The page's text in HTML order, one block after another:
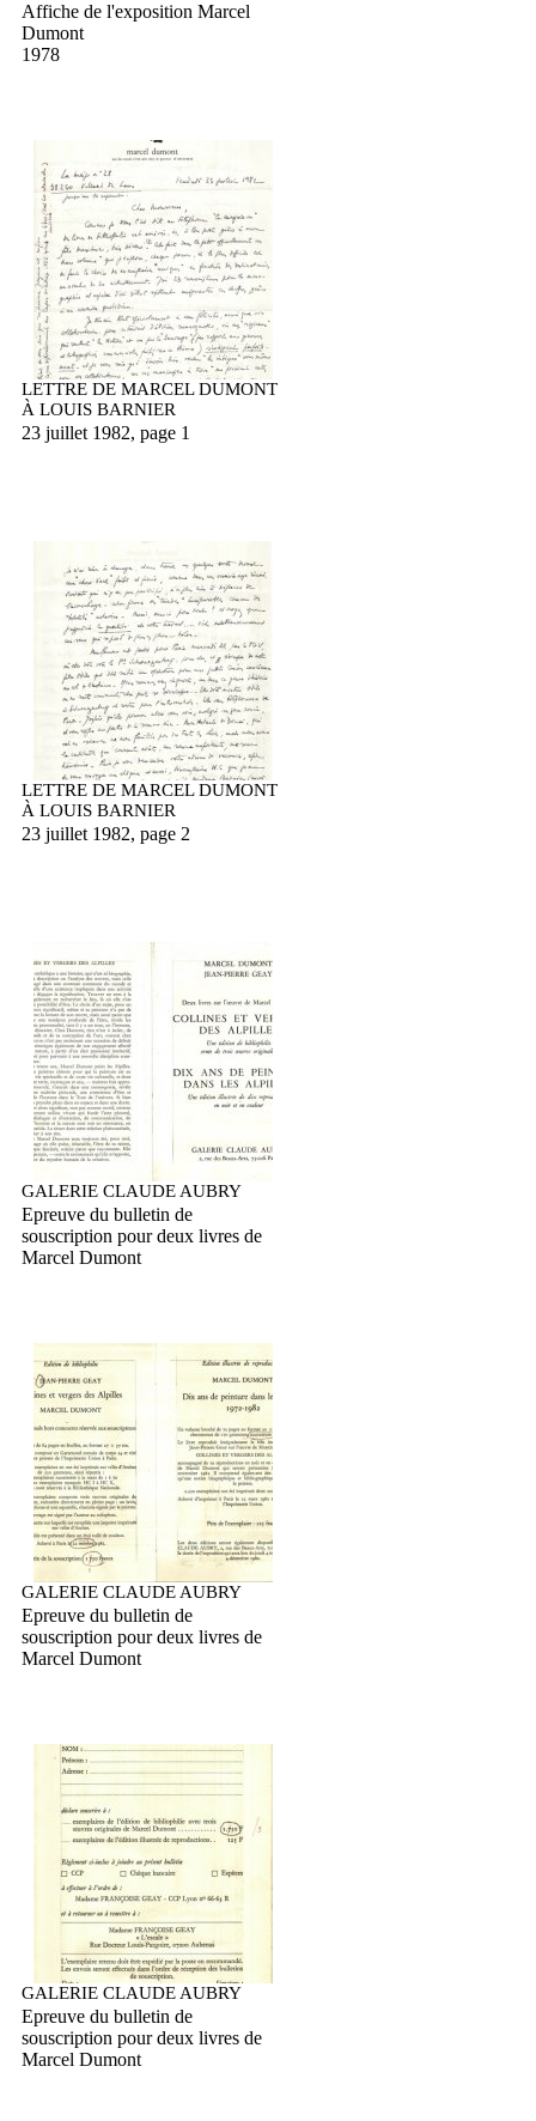
Affiche de l'exposition Marcel
Dumont
1978
LETTRE DE MARCEL DUMONT
À LOUIS BARNIER
23 juillet 1982, page 1
LETTRE DE MARCEL DUMONT
À LOUIS BARNIER
23 juillet 1982, page 2
GALERIE CLAUDE AUBRY
Epreuve du bulletin de
souscription pour deux livres de
Marcel Dumont
GALERIE CLAUDE AUBRY
Epreuve du bulletin de
souscription pour deux livres de
Marcel Dumont
GALERIE CLAUDE AUBRY
Epreuve du bulletin de
souscription pour deux livres de
Marcel Dumont